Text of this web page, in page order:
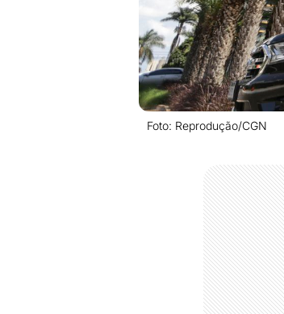
Foto: Reprodução/CGN